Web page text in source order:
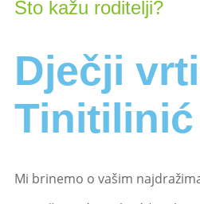
Što kažu roditelji?
Dječji
Tinitilinić
Mi brinemo o vašim